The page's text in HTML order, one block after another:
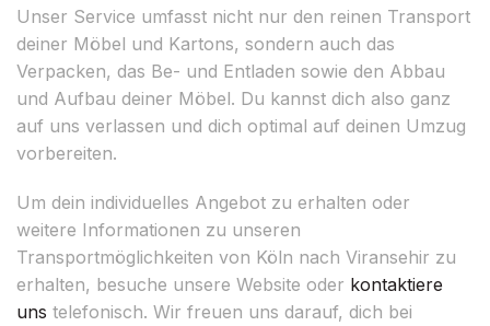
Unser Service umfasst nicht nur den reinen Transport
deiner Möbel und Kartons, sondern auch das
Verpacken, das Be- und Entladen sowie den Abbau
und Aufbau deiner Möbel. Du kannst dich also ganz
auf uns verlassen und dich optimal auf deinen Umzug
vorbereiten.
Um dein individuelles Angebot zu erhalten oder
weitere Informationen zu unseren
Transportmöglichkeiten von Köln nach Viransehir zu
erhalten, besuche unsere Website oder kontaktiere
uns telefonisch. Wir freuen uns darauf, dich bei